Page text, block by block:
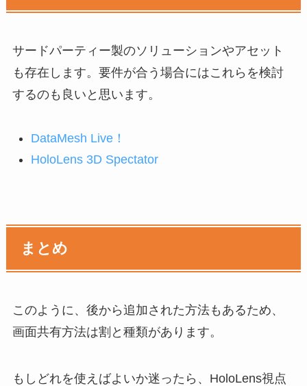
サードパーティー製のソリューションやアセット
も存在します。要件が合う場合にはこれらを検討
するのも良いと思います。
DataMesh Live！
HoloLens 3D Spectator
まとめ
このように、後から追加された方法もあるため、
画面共有方法は割と種類があります。
もしどれを使えばよいか迷ったら、HoloLens視点